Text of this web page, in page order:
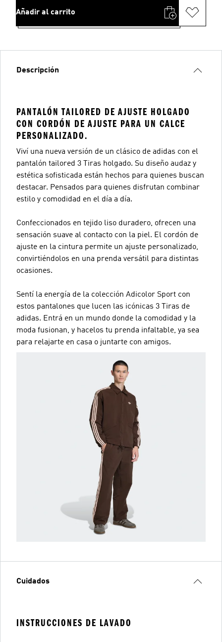
Añadir al carrito
Descripción
PANTALÓN TAILORED DE AJUSTE HOLGADO
CON CORDÓN DE AJUSTE PARA UN CALCE
PERSONALIZADO.
Viví una nueva versión de un clásico de adidas con el
pantalón tailored 3 Tiras holgado. Su diseño audaz y
estética sofisticada están hechos para quienes buscan
destacar. Pensados para quienes disfrutan combinar
estilo y comodidad en el día a día.
Confeccionados en tejido liso duradero, ofrecen una
sensación suave al contacto con la piel. El cordón de
ajuste en la cintura permite un ajuste personalizado,
convirtiéndolos en una prenda versátil para distintas
ocasiones.
Sentí la energía de la colección Adicolor Sport con
estos pantalones que lucen las icónicas 3 Tiras de
adidas. Entrá en un mundo donde la comodidad y la
moda fusionan, y hacelos tu prenda infaltable, ya sea
para relajarte en casa o juntarte con amigos.
Cuidados
INSTRUCCIONES DE LAVADO